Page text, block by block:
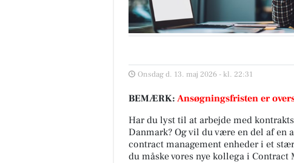
Onsdag d. 13. maj 2026 - kl. 22:31
BEMÆRK: Ansøgningsfristen er
Har du lyst til at arbejde med
Danmark? Og vil du være en del af en
contract management enheder i et
du måske vores nye kollega i Contract